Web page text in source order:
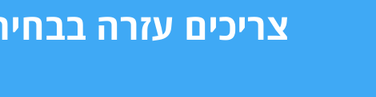
צריכים עזרה